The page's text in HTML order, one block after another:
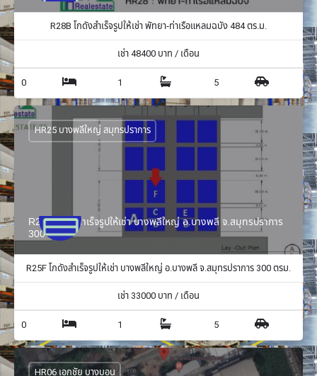
R28B โกดังสำเร็จรูปให้เช่า พัทยา-ท่าเรือแหลมฉบัง 484 ตร.ม.
เช่า48400 บาท / เดือน
0 1 5
R25F โกดังสำเร็จรูปให้เช่า บางพลีใหญ่ อ.บางพลี จ.สมุทรปราการ
300 ตรม.
HR25 บางพลีใหญ่ สมุทรปราการ
R25F โกดังสำเร็จรูปให้เช่า บางพลีใหญ่ อ.บางพลี จ.สมุทรปราการ 300 ตรม.
เช่า 33000 บาท / เดือน
0 1 5
HR06 เอกชัย บางบอน